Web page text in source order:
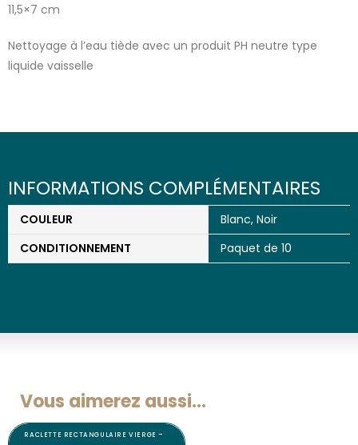
11,5×7 cm
Nettoyage à l’eau tiède avec un produit PH neutre type
liquide vaisselle
INFORMATIONS COMPLÉMENTAIRES
COULEUR Blanc, Noir
CONDITIONNEMENT
Paquet de 10
Vous aimerez aussi...
RACLETTE RECTANGULAIRE VIERGE –